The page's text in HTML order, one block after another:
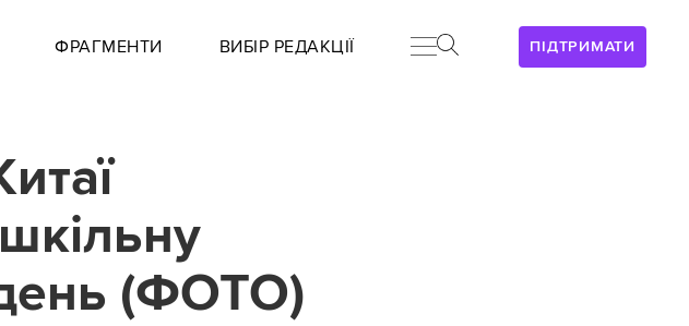
ПІДТРИМАТИ
ФРАГМЕНТИ ВИБІР РЕДАКЦІЇ
(ФОТО)